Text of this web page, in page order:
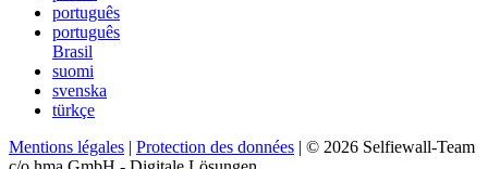
português
português
Brasil
suomi
svenska
türkçe
Mentions légales | Protection des données | © 2026 Selfiewall-Team